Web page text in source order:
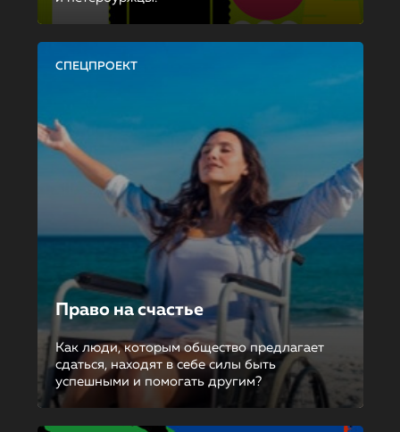
СПЕЦПРОЕКТ
Право на счастье
Как люди, которым общество предлагает
сдаться, находят в себе силы быть
успешными и помогать другим?